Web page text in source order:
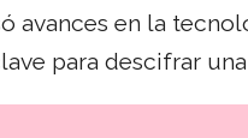
avances en la
para descifrar una